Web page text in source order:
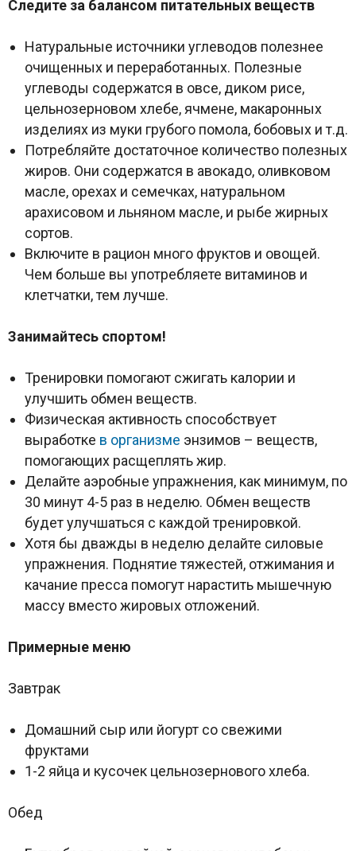
Следите за балансом питательных веществ
Натуральные источники углеводов полезнее
очищенных и переработанных. Полезные
углеводы содержатся в овсе, диком рисе,
цельнозерновом хлебе, ячмене, макаронных
изделиях из муки грубого помола, бобовых и т.д.
Потребляйте достаточное количество полезных
жиров. Они содержатся в авокадо, оливковом
масле, орехах и семечках, натуральном
арахисовом и льняном масле, и рыбе жирных
сортов.
Включите в рацион много фруктов и овощей.
Чем больше вы употребляете витаминов и
клетчатки, тем лучше.
Занимайтесь спортом!
Тренировки помогают сжигать калории и
улучшить обмен веществ.
Физическая активность способствует
выработке в организме энзимов – веществ,
помогающих расщеплять жир.
Делайте аэробные упражнения, как минимум, по
30 минут 4-5 раз в неделю. Обмен веществ
будет улучшаться с каждой тренировкой.
Хотя бы дважды в неделю делайте силовые
упражнения. Поднятие тяжестей, отжимания и
качание пресса помогут нарастить мышечную
массу вместо жировых отложений.
Примерные меню
Завтрак
Домашний сыр или йогурт со свежими
фруктами
1-2 яйца и кусочек цельнозернового хлеба.
Обед